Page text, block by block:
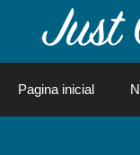
Pagina inicial